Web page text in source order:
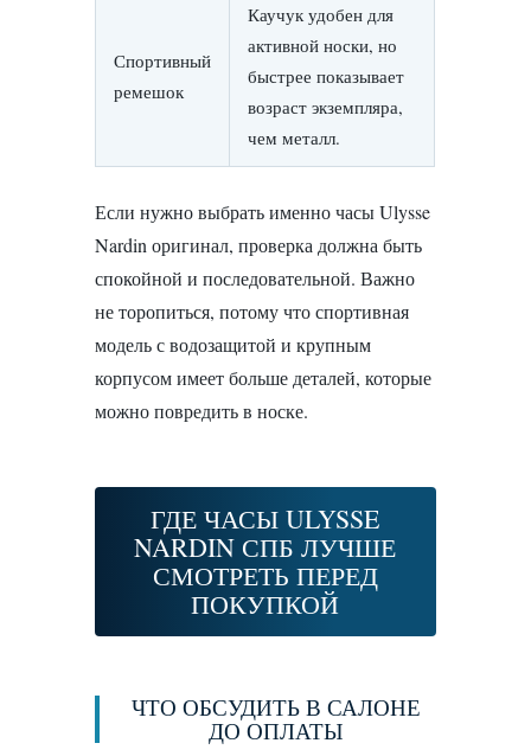
Спортивный
ремешок
Каучук удобен для
активной носки, но
быстрее показывает
возраст экземпляра,
чем металл.
Если нужно выбрать именно часы Ulysse
Nardin оригинал, проверка должна быть
спокойной и последовательной. Важно
не торопиться, потому что спортивная
модель с водозащитой и крупным
корпусом имеет больше деталей, которые
можно повредить в носке.
ГДЕ ЧАСЫ ULYSSE
NARDIN СПБ ЛУЧШЕ
СМОТРЕТЬ ПЕРЕД
ПОКУПКОЙ
ЧТО ОБСУДИТЬ В САЛОНЕ
ДО ОПЛАТЫ